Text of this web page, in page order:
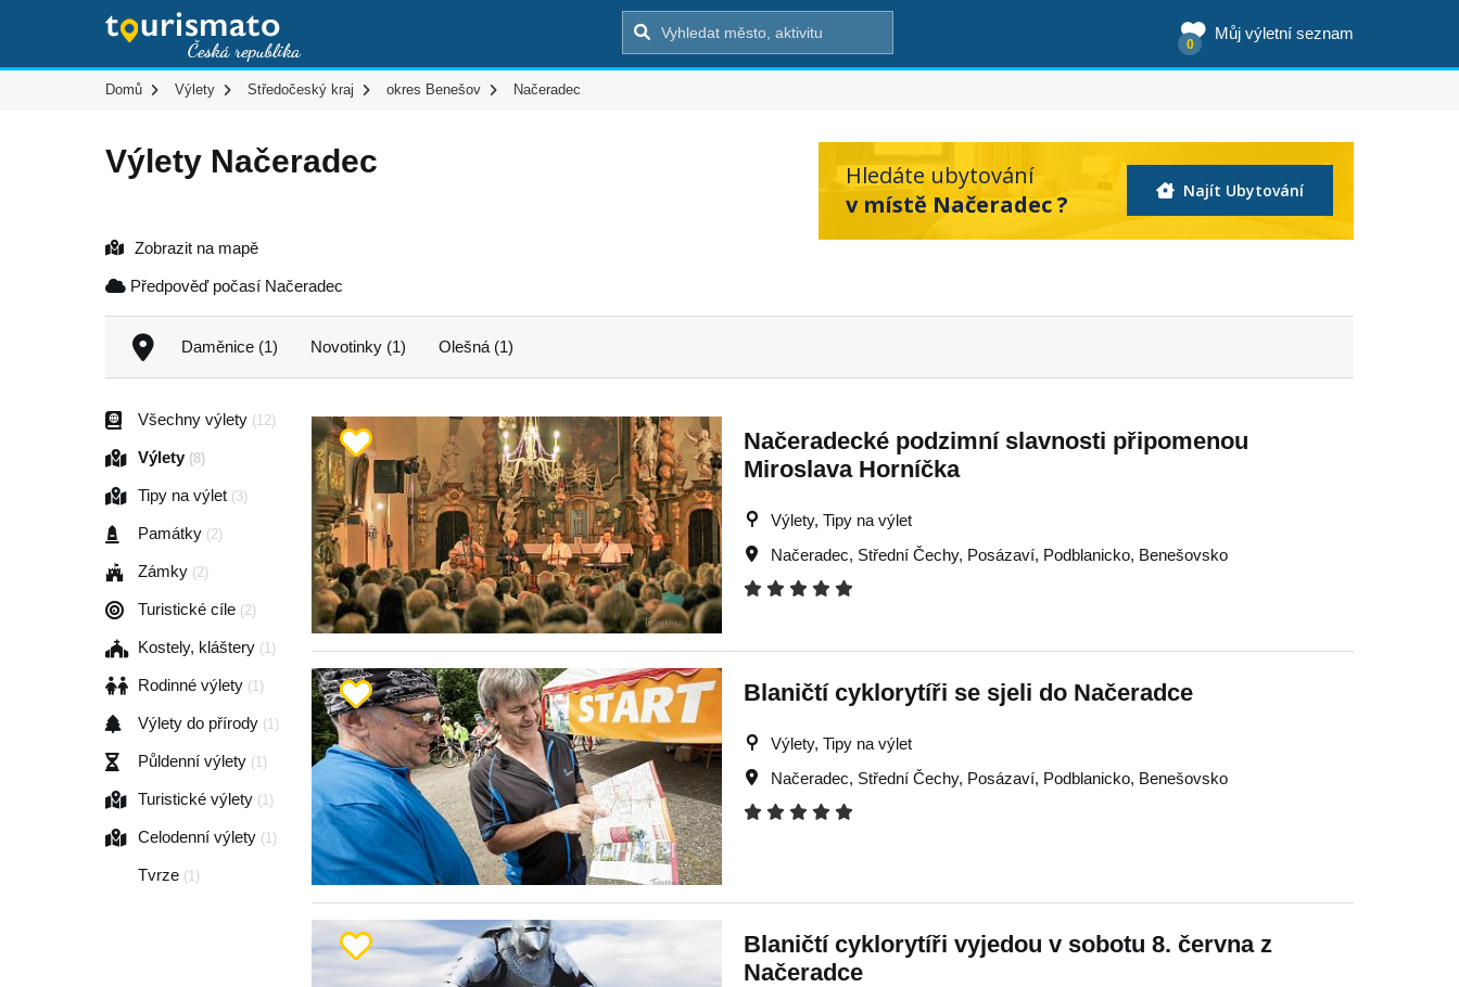
Můj výletní seznam
0
Domů Výlety Středočeský kraj okres Benešov Načeradec
Výlety Načeradec
Hledáte ubytování
v místě Načeradec ?
Najít Ubytování
Zobrazit na mapě
Předpověď počasí Načeradec
Daměnice (1) Novotinky (1) Olešná (1)
Všechny výlety (12)
Výlety (8)
Tipy na výlet (3)
Památky (2)
Zámky (2)
Turistické cíle (2)
Kostely, kláštery (1)
Rodinné výlety (1)
Výlety do přírody (1)
Půldenní výlety (1)
Turistické výlety (1)
Celodenní výlety (1)
Tvrze (1)
Načeradecké podzimní slavnosti připomenou
Miroslava Horníčka
Výlety, Tipy na výlet
Načeradec, Střední Čechy, Posázaví, Podblanicko, Benešovsko
Blaničtí cyklorytíři se sjeli do Načeradce
Výlety, Tipy na výlet
Načeradec, Střední Čechy, Posázaví, Podblanicko, Benešovsko
Blaničtí cyklorytíři vyjedou v sobotu 8. června z
Načeradce